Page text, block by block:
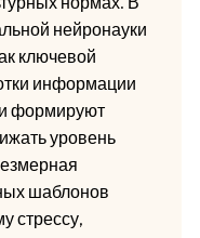
нейронауки
ключевой
информации
формируют
уровень
шаблонов
стрессу,